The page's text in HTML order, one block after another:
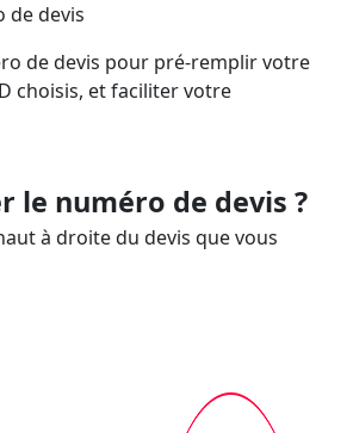
de devis
de devis pour pré-remplir votre
choisis, et faciliter votre
le numéro de devis ?
à droite du devis que vous